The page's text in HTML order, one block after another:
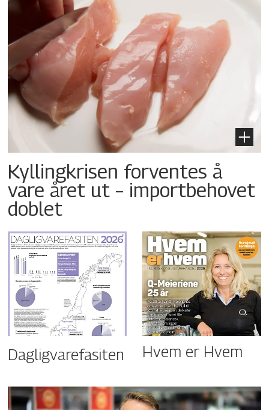
Kyllingkrisen forventes å
vare året ut – importbehovet
doblet
Dagligvarefasiten Hvem er Hvem